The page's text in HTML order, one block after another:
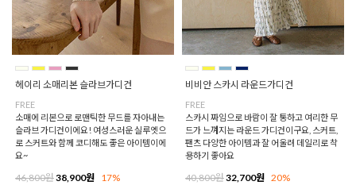
헤이리 소매리본 슬라브가디건
FREE
소매에 리본으로 로맨틱한 무드를 자아내는
슬라브 가디건이에요! 여성스러운 실루엣으
로 스커트와 함께 코디해도 좋은 아이템이에
요~
46,800원38,900원 17%
비비안 스카시 라운드가디건
FREE
스카시 짜임으로 바람이 잘 통하고 여리한 무
드가 느껴지는 라운드 가디건이구요, 스커트,
팬츠 다양한 아이템과 잘 어울려 데일리로 착
용하기 좋아요
40,800원32,700원 20%